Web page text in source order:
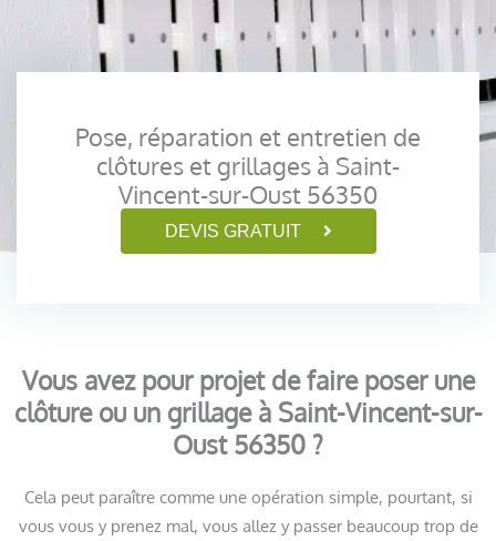
Pose, réparation et entretien de
clôtures et grillages à Saint-
Vincent-sur-Oust 56350
DEVIS GRATUIT
Vous avez pour projet de faire poser une
clôture ou un grillage à Saint-Vincent-sur-
Oust 56350 ?
Cela peut paraître comme une opération simple, pourtant, si
vous vous y prenez mal, vous allez y passer beaucoup trop de